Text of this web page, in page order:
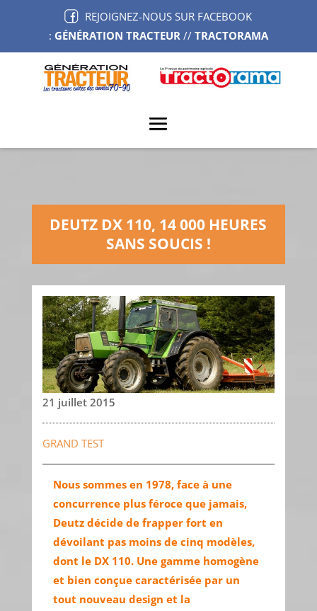
REJOIGNEZ-NOUS SUR FACEBOOK
: GÉNÉRATION TRACTEUR// TRACTORAMA
DEUTZ DX 110, 14 000 HEURES
SANS SOUCIS !
21 juillet 2015
GRAND TEST
Nous sommes en 1978, face à une
concurrence plus féroce que jamais,
Deutz décide de frapper fort en
dévoilant pas moins de cinq modèles,
dont le DX 110. Une gamme homogène
et bien conçue caractérisée par un
tout nouveau design et la